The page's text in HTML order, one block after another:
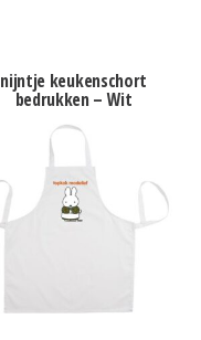
nijntje keukenschort
bedrukken – Wit